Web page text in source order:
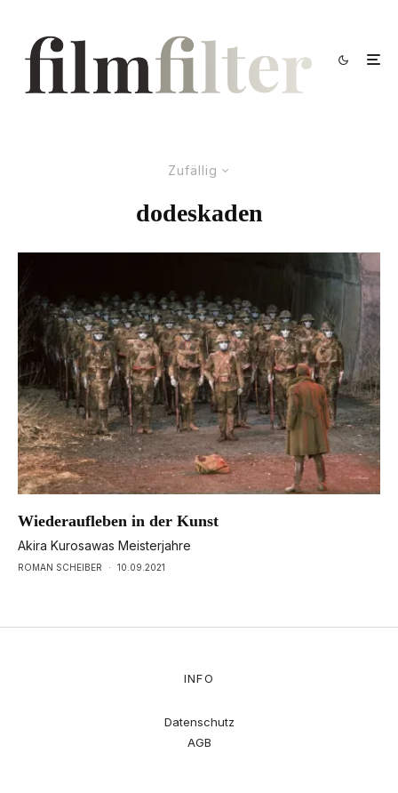
Zufällig
dodeskaden
Wiederaufleben in der Kunst
Akira Kurosawas Meisterjahre
ROMAN SCHEIBER · 10.09.2021
INFO
Datenschutz
AGB